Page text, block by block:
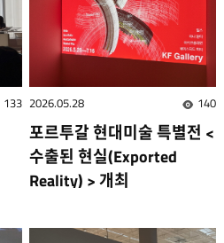
조회수
133 2026.05.28 조회
140
포르투갈 현대미술 특별전 <
수출된 현실(Exported
Reality) > 개최